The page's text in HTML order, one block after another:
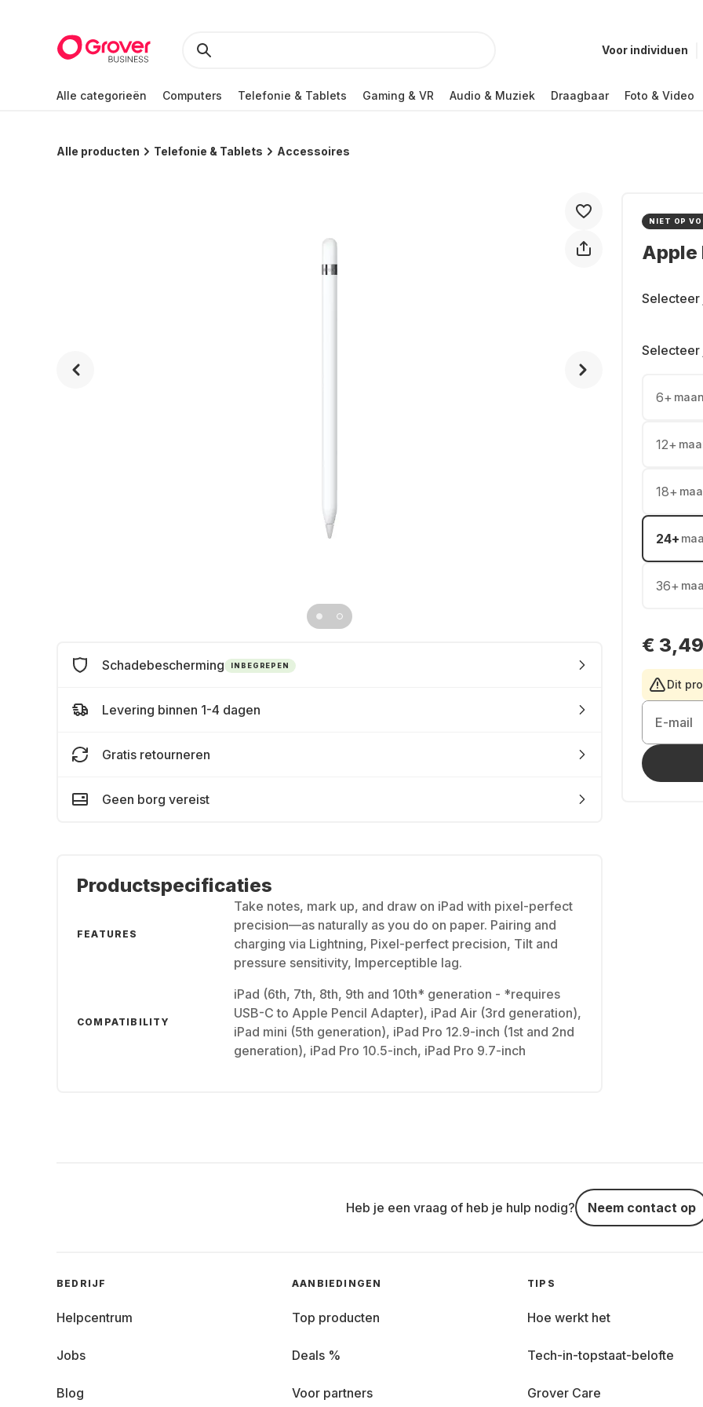
Voor individuen
Alle categorieën Computers Telefonie & Tablets Gaming & VR Audio & Muziek Draagbaar Foto & Video
Alle producten Telefonie & Tablets Accessoires
NIET OP
Apple
Selecteer
Selecteer
6+
12+
18+
24+
36+
€ 3,49
Dit
E-mail
Schadebescherming INBEGREPEN
Levering binnen 1-4 dagen
Gratis retourneren
Geen borg vereist
Productspecificaties
FEATURES
Take notes, mark up, and draw on iPad with pixel-perfect
precision—as naturally as you do on paper. Pairing and
charging via Lightning, Pixel-perfect precision, Tilt and
pressure sensitivity, Imperceptible lag.
COMPATIBILITY
iPad (6th, 7th, 8th, 9th and 10th* generation - *requires
USB-C to Apple Pencil Adapter), iPad Air (3rd generation),
iPad mini (5th generation), iPad Pro 12.9-inch (1st and 2nd
generation), iPad Pro 10.5-inch, iPad Pro 9.7-inch
Heb je een vraag of heb je hulp nodig? Neem contact op
BEDRIJF
Helpcentrum
Jobs
Blog
AANBIEDINGEN
Top producten
Deals %
Voor partners
TIPS
Hoe werkt het
Tech-in-topstaat-belofte
Grover Care